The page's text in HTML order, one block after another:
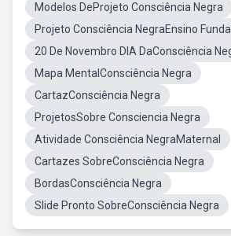
Modelos DeProjeto Consciência Negra
Projeto Consciência NegraEnsino
20 De Novembro DIA DaConsciência
Mapa MentalConsciência Negra
CartazConsciência Negra
ProjetosSobre Consciencia Negra
Atividade Consciência NegraMaternal
Cartazes SobreConsciência Negra
BordasConsciência Negra
Slide Pronto SobreConsciência Negra